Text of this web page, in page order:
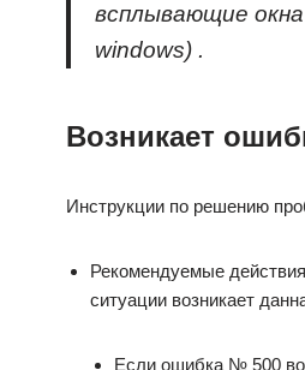
всплывающие
windows) .
Возникает
Инструкции по решению
Рекомендуемые действия
ситуации возникает
Если ошибка № 500